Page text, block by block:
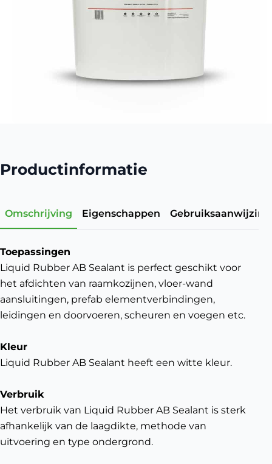
Productinformatie
Omschrijving Eigenschappen Gebruiksaanwijzing
Toepassingen
Liquid Rubber AB Sealant is perfect geschikt voor
het afdichten van raamkozijnen, vloer-wand
aansluitingen, prefab elementverbindingen,
leidingen en doorvoeren, scheuren en voegen etc.
Kleur
Liquid Rubber AB Sealant heeft een witte kleur.
Verbruik
Het verbruik van Liquid Rubber AB Sealant is sterk
afhankelijk van de laagdikte, methode van
uitvoering en type ondergrond.